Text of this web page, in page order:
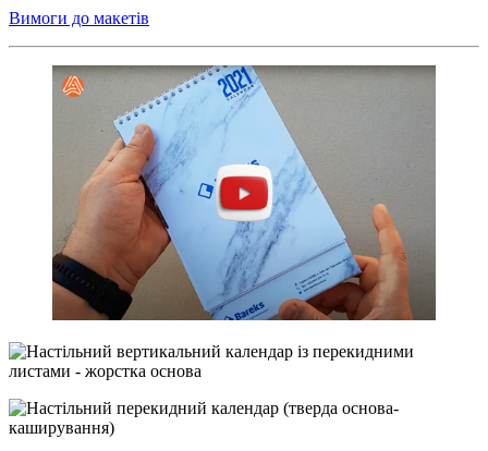
Вимоги до макетів